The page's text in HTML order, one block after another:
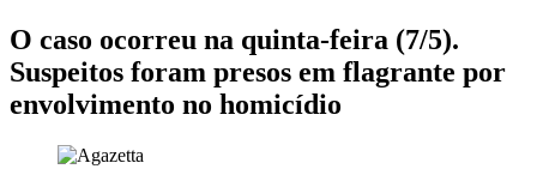
O caso ocorreu na quinta-feira (7/5).
Suspeitos foram presos em flagrante por
envolvimento no homicídio